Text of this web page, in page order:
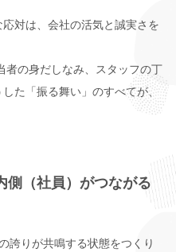
対は、会社の活気と誠実さを
者の身だしなみ、スタッフの丁
た「振る舞い」のすべてが、
側（社員）がつながる
誇りが共鳴する状態をつくり